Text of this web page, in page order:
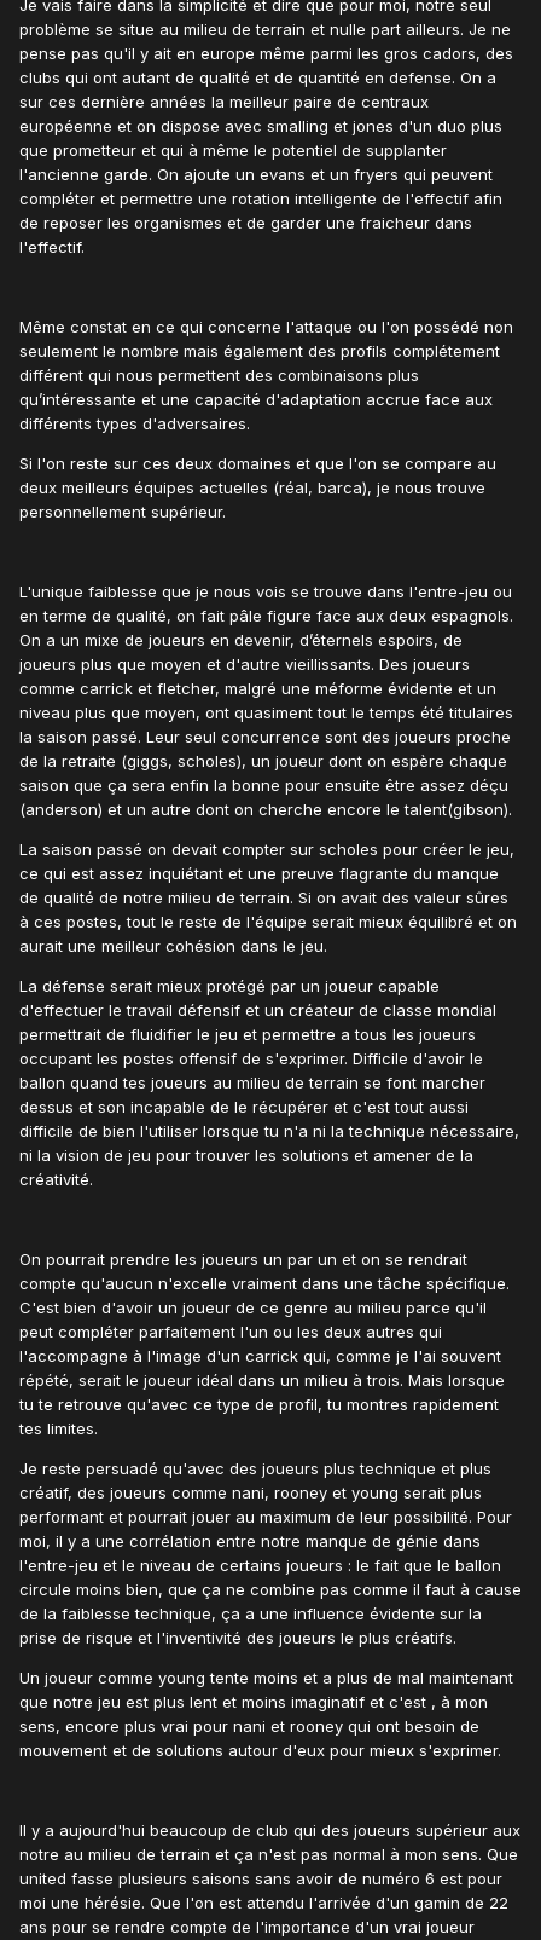
Je vais faire dans la simplicité et dire que pour moi, notre seul
problème se situe au milieu de terrain et nulle part ailleurs. Je ne
pense pas qu'il y ait en europe même parmi les gros cadors, des
clubs qui ont autant de qualité et de quantité en defense. On a
sur ces dernière années la meilleur paire de centraux
européenne et on dispose avec smalling et jones d'un duo plus
que prometteur et qui à même le potentiel de supplanter
l'ancienne garde. On ajoute un evans et un fryers qui peuvent
compléter et permettre une rotation intelligente de l'effectif afin
de reposer les organismes et de garder une fraicheur dans
l'effectif.
Même constat en ce qui concerne l'attaque ou l'on possédé non
seulement le nombre mais également des profils complétement
différent qui nous permettent des combinaisons plus
qu’intéressante et une capacité d'adaptation accrue face aux
différents types d'adversaires.
Si l'on reste sur ces deux domaines et que l'on se compare au
deux meilleurs équipes actuelles (réal, barca), je nous trouve
personnellement supérieur.
L'unique faiblesse que je nous vois se trouve dans l'entre-jeu ou
en terme de qualité, on fait pâle figure face aux deux espagnols.
On a un mixe de joueurs en devenir, d’éternels espoirs, de
joueurs plus que moyen et d'autre vieillissants. Des joueurs
comme carrick et fletcher, malgré une méforme évidente et un
niveau plus que moyen, ont quasiment tout le temps été titulaires
la saison passé. Leur seul concurrence sont des joueurs proche
de la retraite (giggs, scholes), un joueur dont on espère chaque
saison que ça sera enfin la bonne pour ensuite être assez déçu
(anderson) et un autre dont on cherche encore le talent(gibson).
La saison passé on devait compter sur scholes pour créer le jeu,
ce qui est assez inquiétant et une preuve flagrante du manque
de qualité de notre milieu de terrain. Si on avait des valeur sûres
à ces postes, tout le reste de l'équipe serait mieux équilibré et on
aurait une meilleur cohésion dans le jeu.
La défense serait mieux protégé par un joueur capable
d'effectuer le travail défensif et un créateur de classe mondial
permettrait de fluidifier le jeu et permettre a tous les joueurs
occupant les postes offensif de s'exprimer. Difficile d'avoir le
ballon quand tes joueurs au milieu de terrain se font marcher
dessus et son incapable de le récupérer et c'est tout aussi
difficile de bien l'utiliser lorsque tu n'a ni la technique nécessaire,
ni la vision de jeu pour trouver les solutions et amener de la
créativité.
On pourrait prendre les joueurs un par un et on se rendrait
compte qu'aucun n'excelle vraiment dans une tâche spécifique.
C'est bien d'avoir un joueur de ce genre au milieu parce qu'il
peut compléter parfaitement l'un ou les deux autres qui
l'accompagne à l'image d'un carrick qui, comme je l'ai souvent
répété, serait le joueur idéal dans un milieu à trois. Mais lorsque
tu te retrouve qu'avec ce type de profil, tu montres rapidement
tes limites.
Je reste persuadé qu'avec des joueurs plus technique et plus
créatif, des joueurs comme nani, rooney et young serait plus
performant et pourrait jouer au maximum de leur possibilité. Pour
moi, il y a une corrélation entre notre manque de génie dans
l'entre-jeu et le niveau de certains joueurs : le fait que le ballon
circule moins bien, que ça ne combine pas comme il faut à cause
de la faiblesse technique, ça a une influence évidente sur la
prise de risque et l'inventivité des joueurs le plus créatifs.
Un joueur comme young tente moins et a plus de mal maintenant
que notre jeu est plus lent et moins imaginatif et c'est , à mon
sens, encore plus vrai pour nani et rooney qui ont besoin de
mouvement et de solutions autour d'eux pour mieux s'exprimer.
Il y a aujourd'hui beaucoup de club qui des joueurs supérieur aux
notre au milieu de terrain et ça n'est pas normal à mon sens. Que
united fasse plusieurs saisons sans avoir de numéro 6 est pour
moi une hérésie. Que l'on est attendu l'arrivée d'un gamin de 22
ans pour se rendre compte de l'importance d'un vrai joueur